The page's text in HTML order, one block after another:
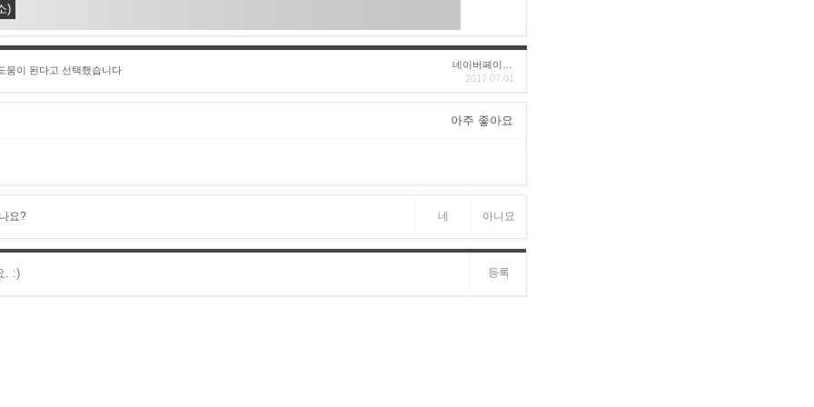
)
움이 된다고 선택했습니다
2017.07.01
아주 좋아요
요? 네 아니요
등록